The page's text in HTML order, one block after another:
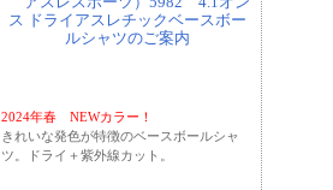
2024年春 NEWカラー！
きれいな発色が特徴のベースボールシャ
ツ。ドライ＋紫外線カット。